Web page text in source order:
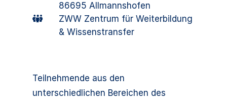
86695 Allmannshofen
ZWW Zentrum für Weiterbildung
& Wissenstransfer
Teilnehmende aus den
unterschiedlichen Bereichen des